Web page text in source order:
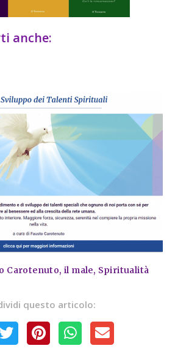
anche:
Carotenuto, il male, Spiritualità
questo articolo: